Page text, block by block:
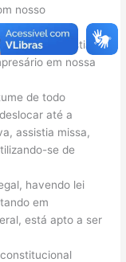
nosso
Senhor Sebastião
em nossa
de todo
até a
assistia missa,
se de
havendo lei
em
está apto a ser